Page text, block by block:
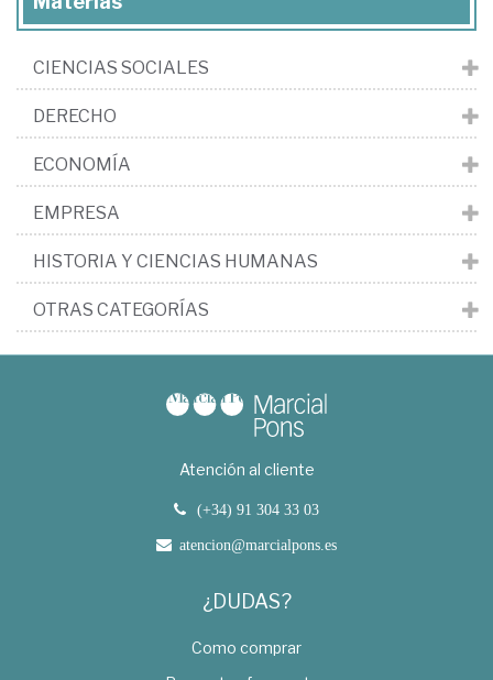
CIENCIAS SOCIALES
DERECHO
ECONOMÍA
EMPRESA
HISTORIA Y CIENCIAS HUMANAS
OTRAS CATEGORÍAS
Atención al cliente
(+34) 91 304 33 03
atencion@marcialpons.es
¿DUDAS?
Como comprar